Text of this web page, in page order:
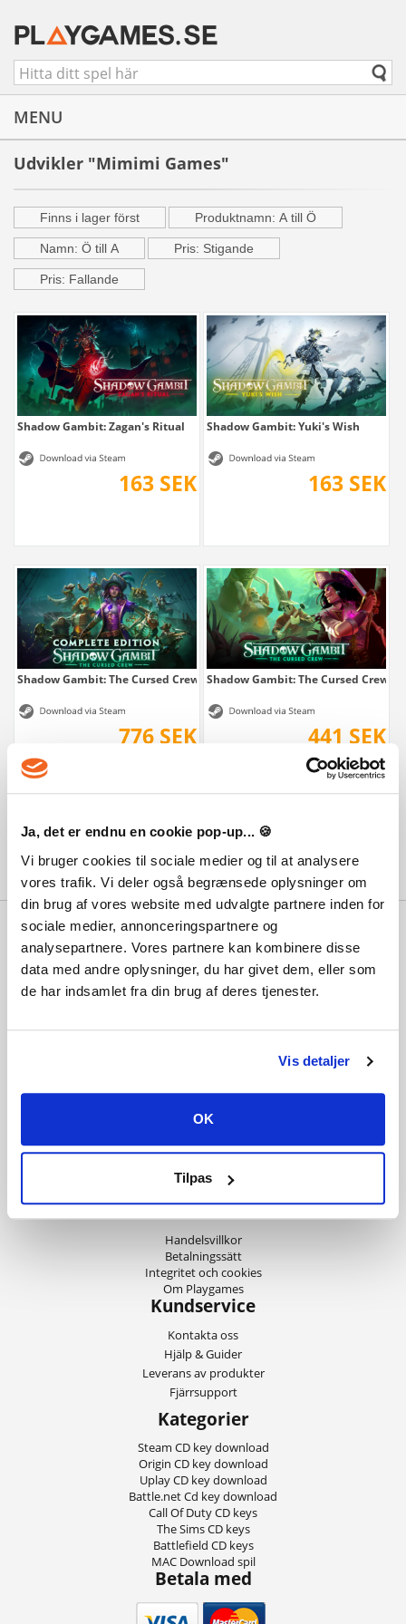
Ja, det er endnu en cookie pop-up... 🍪
Vi bruger cookies til sociale medier og til at analysere
vores trafik. Vi deler også begrænsede oplysninger om
din brug af vores website med udvalgte partnere inden for
sociale medier, annonceringspartnere og
analysepartnere. Vores partnere kan kombinere disse
data med andre oplysninger, du har givet dem, eller som
de har indsamlet fra din brug af deres tjenester.
Vis detaljer
OK
Tilpas
MENU
Udvikler "Mimimi Games"
Finns i lager först Produktnamn: A till Ö
Namn: Ö till A Pris: Stigande
Pris: Fallande
Shadow Gambit: Zagan's Ritual
163 SEK
Shadow Gambit: Yuki's Wish
163 SEK
Shadow Gambit: The Cursed Crew - Complete
776 SEK
Shadow Gambit: The Cursed Crew
441 SEK
Varför PlayGames?
Med 100 000-tals nöjda kunder, de starkaste priserna, den bästa
servicen och inte minst blixtsnabb leverans, kan du också var med och
få ditt spel levererat digitalt på bara ett par minuter!
Information
Handelsvillkor
Betalningssätt
Integritet och cookies
Om Playgames
Kundservice
Kontakta oss
Hjälp & Guider
Leverans av produkter
Fjärrsupport
Kategorier
Steam CD key download
Origin CD key download
Uplay CD key download
Battle.net Cd key download
Call Of Duty CD keys
The Sims CD keys
Battlefield CD keys
MAC Download spil
Betala med